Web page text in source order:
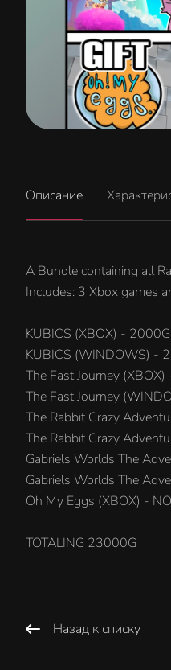
Описание
A Bundle containing all
Includes: 3 Xbox games
KUBICS (XBOX) - 2000G
KUBICS (WINDOWS) -
The Fast Journey
The Fast Journey
The Rabbit Crazy
The Rabbit Crazy
Gabriels Worlds The
Gabriels Worlds The
Oh My Eggs (XBOX) -
TOTALING 23000G
Назад к списку